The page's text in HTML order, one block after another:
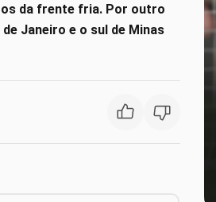
da frente fria. Por outro
Janeiro e o sul de Minas